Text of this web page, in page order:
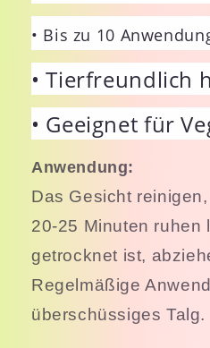
• Bis zu 10
• Tierfreundlich
• Geeignet für
Anwendung:
Das Gesicht
20-25 Minuten ruhen
getrocknet ist,
Regelmäßige
überschüssiges Talg.